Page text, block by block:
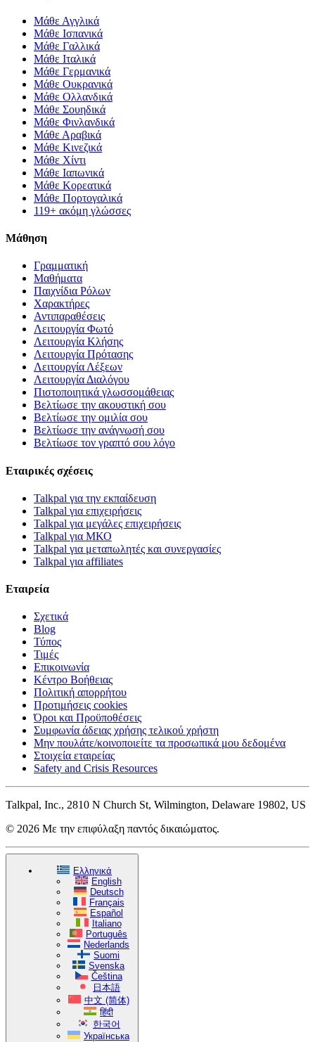
Μάθε Αγγλικά
Μάθε Ισπανικά
Μάθε Γαλλικά
Μάθε Ιταλικά
Μάθε Γερμανικά
Μάθε Ουκρανικά
Μάθε Ολλανδικά
Μάθε Σουηδικά
Μάθε Φινλανδικά
Μάθε Αραβικά
Μάθε Κινεζικά
Μάθε Χίντι
Μάθε Ιαπωνικά
Μάθε Κορεατικά
Μάθε Πορτογαλικά
119+ ακόμη γλώσσες
Μάθηση
Γραμματική
Μαθήματα
Παιχνίδια Ρόλων
Χαρακτήρες
Αντιπαραθέσεις
Λειτουργία Φωτό
Λειτουργία Κλήσης
Λειτουργία Πρότασης
Λειτουργία Λέξεων
Λειτουργία Διαλόγου
Πιστοποιητικά γλωσσομάθειας
Βελτίωσε την ακουστική σου
Βελτίωσε την ομιλία σου
Βελτίωσε την ανάγνωσή σου
Βελτίωσε τον γραπτό σου λόγο
Εταιρικές σχέσεις
Talkpal για την εκπαίδευση
Talkpal για επιχειρήσεις
Talkpal για μεγάλες επιχειρήσεις
Talkpal για ΜΚΟ
Talkpal για μεταπωλητές και συνεργασίες
Talkpal για affiliates
Εταιρεία
Σχετικά
Blog
Τύπος
Τιμές
Επικοινωνία
Κέντρο Βοήθειας
Πολιτική απορρήτου
Προτιμήσεις cookies
Όροι και Προϋποθέσεις
Συμφωνία άδειας χρήσης τελικού χρήστη
Μην πουλάτε/κοινοποιείτε τα προσωπικά μου δεδομένα
Στοιχεία εταιρείας
Safety and Crisis Resources
Talkpal, Inc., 2810 N Church St, Wilmington, Delaware 19802, US
© 2026 Με την επιφύλαξη παντός δικαιώματος.
Ελληνικά
English
Deutsch
Français
Español
Italiano
Português
Nederlands
Suomi
Svenska
Čeština
日本語
中文 (简体)
हिंदी
한국어
Українська